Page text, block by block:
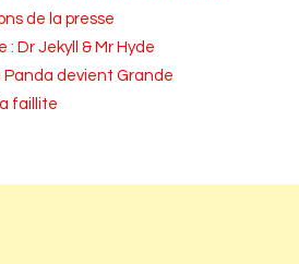
de la presse
: Dr Jekyll & Mr Hyde
Panda devient Grande
faillite